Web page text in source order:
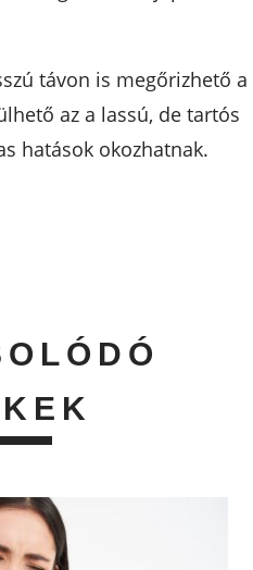
távon is megőrizhető a
az a lassú, de tartós
hatások okozhatnak.